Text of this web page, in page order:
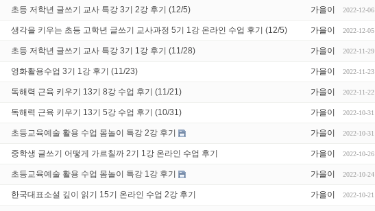
초등 저학년 글쓰기 교사 특강 3기 2강 후기 (12/5) 가을이 2022-12-06
생각을 키우는 초등 고학년 글쓰기 교사과정 5기 1강 온라인 수업 후기 (12/5) 가을이 2022-12-05
초등 저학년 글쓰기 교사 특강 3기 1강 후기 (11/28) 가을이 2022-11-29
영화활용수업 3기 1강 후기 (11/23) 가을이 2022-11-23
독해력 근육 키우기 13기 8강 수업 후기 (11/21) 가을이 2022-11-22
독해력 근육 키우기 13기 5강 수업 후기 (10/31) 가을이 2022-10-31
초등교육예술 활용 수업 몸놀이 특강 2강 후기 가을이 2022-10-31
중학생 글쓰기 어떻게 가르칠까 2기 1강 온라인 수업 후기 가을이 2022-10-26
초등교육예술 활용 수업 몸놀이 특강 1강 후기 가을이 2022-10-24
한국대표소설 깊이 읽기 15기 온라인 수업 2강 후기 가을이 2022-10-21